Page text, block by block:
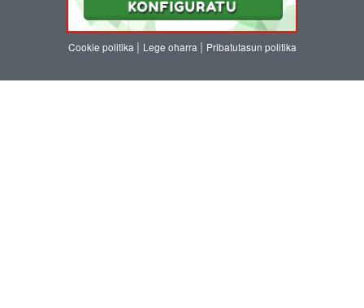
Cookie politika | Lege oharra | Pribatutasun politika